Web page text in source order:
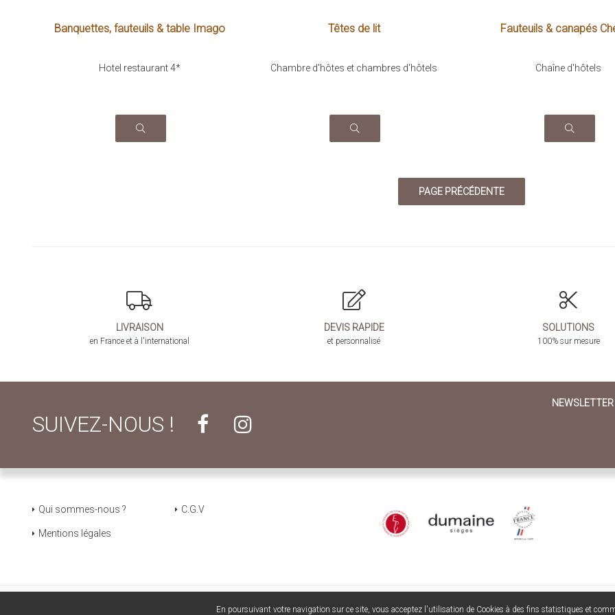
Banquettes, fauteuils & table Imago
Hotel restaurant 4*
Têtes de lit
Chambre d'hôtes et chambres d'hôtels
Fauteuils & canapés
Chaîne d'hôtels
LIVRAISON
en France et à l'international
DEVIS RAPIDE
et personnalisé
SOLUTIONS
100% sur mesure
SUIVEZ-NOUS !
NEWSLETTER
Qui sommes-nous ? C.G.V
Mentions légales
En poursuivant votre navigation sur ce site, vous acceptez l'utilisation de Cookies à des fins statistiques et